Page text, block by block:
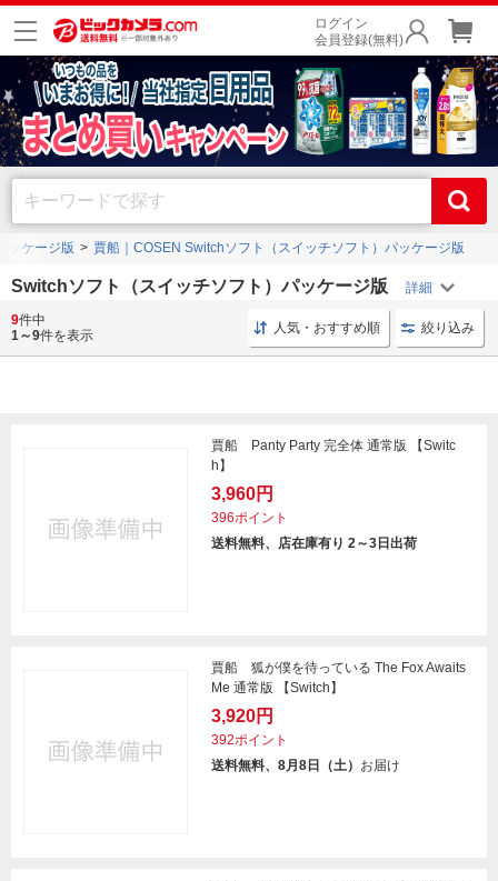
ログイン
会員登録(無料)
ッケージ版 賈船｜COSEN Switchソフト（スイッチソフト）パッケージ版
Switchソフト（スイッチソフト）パッケージ版
ゲームソフト パッケージ版 Switch スイッチソフト
9件中
1～9件を表示 人気・おすすめ順 絞り込み
賈船 Panty Party 完全体 通常版 【Switc
h】
3,960円
396ポイント
送料無料、店在庫有り 2～3日出荷
賈船 狐が僕を待っている The Fox Awaits
Me 通常版 【Switch】
3,920円
392ポイント
送料無料、8月8日（土） お届け